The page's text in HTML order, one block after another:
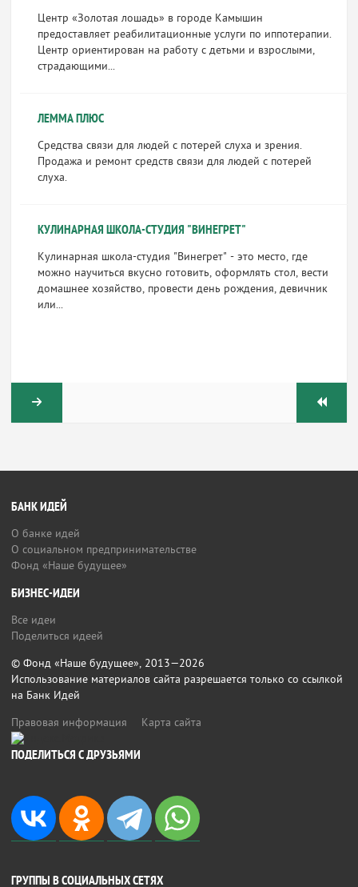
Центр «Золотая лошадь» в городе Камышин
предоставляет реабилитационные услуги по иппотерапии.
Центр ориентирован на работу с детьми и взрослыми,
страдающими...
ЛЕММА ПЛЮС
Средства связи для людей с потерей слуха и зрения.
Продажа и ремонт средств связи для людей с потерей
слуха.
КУЛИНАРНАЯ ШКОЛА-СТУДИЯ "ВИНЕГРЕТ"
Кулинарная школа-студия "Винегрет" - это место, где
можно научиться вкусно готовить, оформлять стол, вести
домашнее хозяйство, провести день рождения, девичник
или...
БАНК ИДЕЙ
О банке идей
О социальном предпринимательстве
Фонд «Наше будущее»
БИЗНЕС-ИДЕИ
Все идеи
Поделиться идеей
© Фонд «Наше будущее», 2013—2026
Использование материалов сайта разрешается только со ссылкой
на Банк Идей
Правовая информация
Карта сайта
ПОДЕЛИТЬСЯ С ДРУЗЬЯМИ
ГРУППЫ В СОЦИАЛЬНЫХ СЕТЯХ